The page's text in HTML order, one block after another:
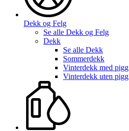
Dekk og Felg
Se alle Dekk og Felg
Dekk
Se alle Dekk
Sommerdekk
Vinterdekk med pigg
Vinterdekk uten pigg